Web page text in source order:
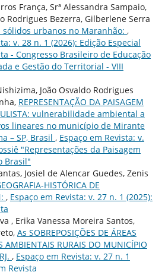
França, Srª Alessandra Sampaio,
Rodrigues Bezerra, Gilberlene Serra
sólidos urbanos no Maranhão: ,
v. 28 n. 1 (2026): Edição Especial
- Congresso Brasileiro de Educação
e Gestão do Territorial - VIII
João Osvaldo Rodrigues
REPRESENTAÇÃO DA PAISAGEM
vulnerabilidade ambiental a
lineares no município de Mirante
– SP, Brasil , Espaço em Revista: v.
"Representações da Paisagem
Brasil"
Josiel de Alencar Guedes, Zenis
HISTÓRICA DE
, Espaço em Revista: v. 27 n. 1 (2025):
, Erika Vanessa Moreira Santos,
As SOBREPOSIÇÕES DE ÁREAS
AMBIENTAIS RURAIS DO MUNICÍPIO
, Espaço em Revista: v. 27 n. 1
Revista